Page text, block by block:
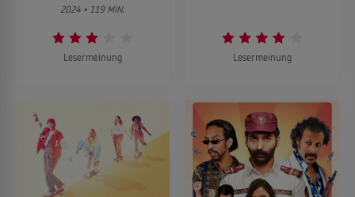
2024 • 119 MIN.
Lesermeinung Lesermeinung